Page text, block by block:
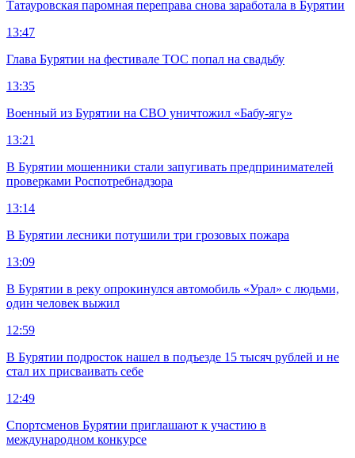
Татауровская паромная переправа снова заработала в Бурятии
13:47
Глава Бурятии на фестивале ТОС попал на свадьбу
13:35
Военный из Бурятии на СВО уничтожил «Бабу-ягу»
13:21
В Бурятии мошенники стали запугивать предпринимателей
проверками Роспотребнадзора
13:14
В Бурятии лесники потушили три грозовых пожара
13:09
В Бурятии в реку опрокинулся автомобиль «Урал» с людьми,
один человек выжил
12:59
В Бурятии подросток нашел в подъезде 15 тысяч рублей и не
стал их присваивать себе
12:49
Спортсменов Бурятии приглашают к участию в
международном конкурсе